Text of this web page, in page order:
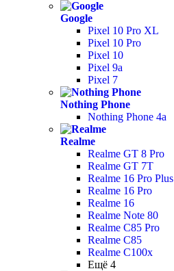
Google
Pixel 10 Pro XL
Pixel 10 Pro
Pixel 10
Pixel 9a
Pixel 7
Nothing Phone
Nothing Phone 4a
Realme
Realme GT 8 Pro
Realme GT 7T
Realme 16 Pro Plus
Realme 16 Pro
Realme 16
Realme Note 80
Realme C85 Pro
Realme C85
Realme C100x
Ещё 4